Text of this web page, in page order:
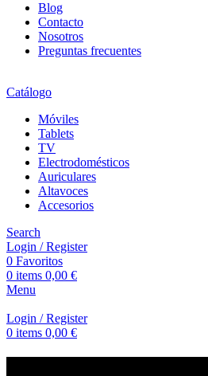
Blog
Contacto
Nosotros
Preguntas frecuentes
Catálogo
Móviles
Tablets
TV
Electrodomésticos
Auriculares
Altavoces
Accesorios
Search
Login / Register
0 Favoritos
0 items 0,00 €
Menu
Login / Register
0 items 0,00 €